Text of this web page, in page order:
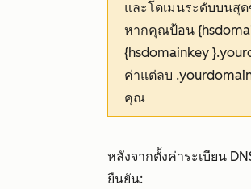
และโดเมนระดับบนสุ
หากคุณป้อน
{hsdomainkey
ค่าแต่ลบ
คุณ
หลังจากตั้งค่าระเบียน
ยืนยัน: